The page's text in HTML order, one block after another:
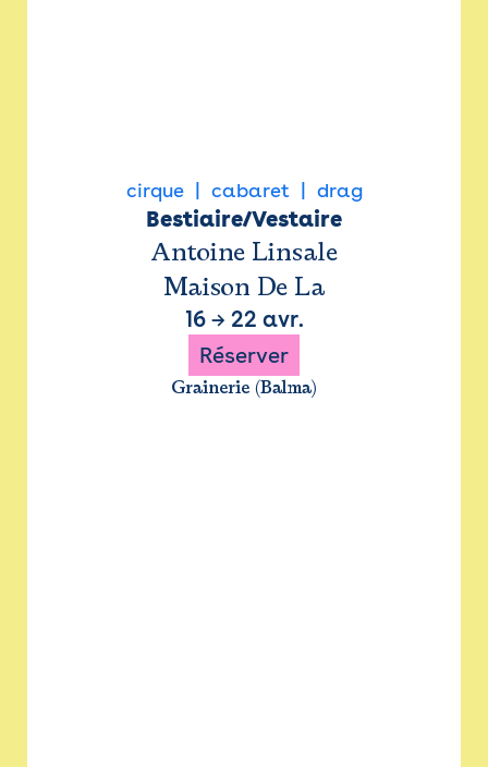
cirque cabaret drag
Bestiaire/Vestaire
Antoine Linsale
Maison De La
16→ 22 avr.
Réserver
Grainerie (Balma)